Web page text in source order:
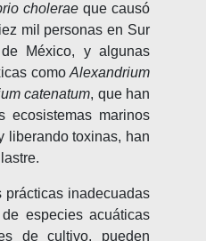
cholerae que causó
mil personas en Sur
México, y algunas
como Alexandrium
catenatum, que han
ecosistemas marinos
liberando toxinas, han
inadecuadas
especies acuáticas
de cultivo, pueden